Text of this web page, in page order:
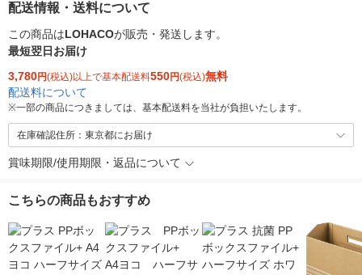
配送情報・送料について
この商品はLOHACOが販売・発送します。
最短翌日お届け
3,780円(税込)以上で基本配送料550円(税込)無料
配送料について
※一部の商品につきましては、基本配送料を当社が負担いたします。
在庫確認住所：東京都にお届け
賞味期限/使用期限・返品について
こちらの商品もおすすめ